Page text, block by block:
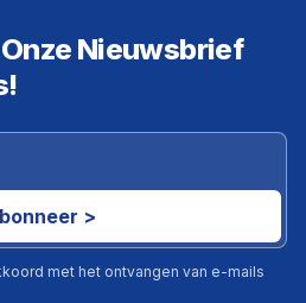
Nieuwsbrief
>
met het ontvangen van e-mails